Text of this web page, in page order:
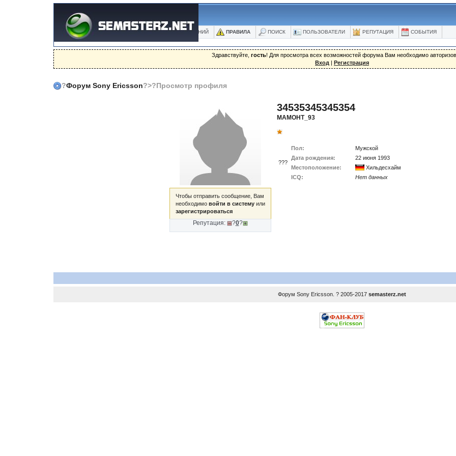
ФОРУМ БЛОГИ ФОТО БАЗА ЗНАНИЙ ПРАВИЛА ПОИСК ПОЛЬЗОВАТЕЛИ РЕПУТАЦИЯ СОБЫТИЯ
Здравствуйте, гость! Для просмотра всех возможностей форума Вам необходимо
Вход | Регистрация
?Форум Sony Ericsson?>?Просмотр профиля
Чтобы отправить сообщение, Вам
необходимо войти в системуили
зарегистрироваться
Репутация: ?0?
34535345345354
MAMOHT_93
???
Пол:
Мужской
Дата рождения:
22 июня 1993
Местоположение:
Хильдесхайм
ICQ:
Нет данных
Форум Sony Ericsson . ? 2005-2017 semasterz.net